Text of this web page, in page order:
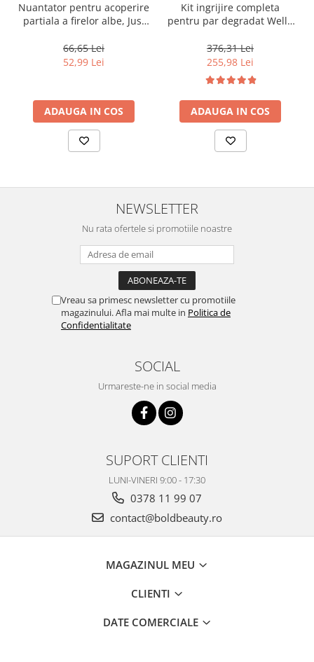
Nuantator pentru acoperire
partiala a firelor albe, Just
Touch of Grey, 40 g
66,65 Lei
52,99 Lei
ADAUGA IN COS
Kit ingrijire completa
pentru par degradat Wella
Salon Size
376,31 Lei
255,98 Lei
ADAUGA IN COS
NEWSLETTER
Nu rata ofertele si promotiile noastre
Vreau sa primesc newsletter cu promotiile
magazinului. Afla mai multe in Politica de
Confidentialitate
SOCIAL
Urmareste-ne in social media
SUPORT CLIENTI
LUNI-VINERI 9:00 - 17:30
0378 11 99 07
contact@boldbeauty.ro
MAGAZINUL MEU
CLIENTI
DATE COMERCIALE